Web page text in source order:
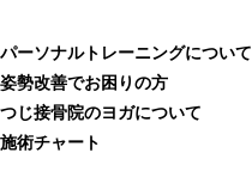
パーソナルトレーニングについて
姿勢改善でお困りの方
つじ接骨院のヨガについて
施術チャート